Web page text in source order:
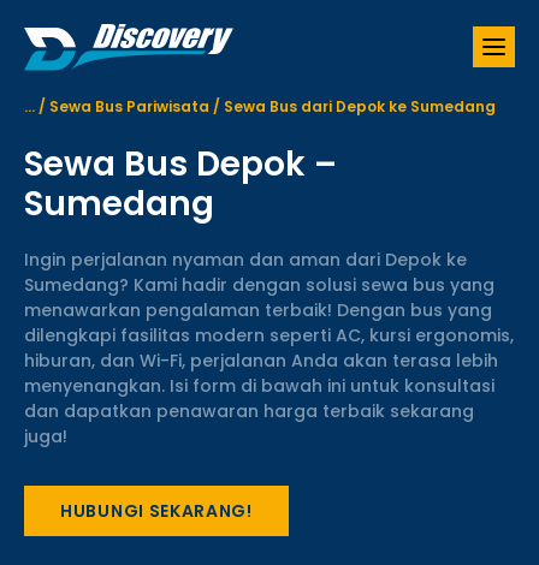
... / Sewa Bus Pariwisata / Sewa Bus dari Depok ke Sumedang
Sewa Bus Depok –
Sumedang
Ingin perjalanan nyaman dan aman dari Depok ke
Sumedang? Kami hadir dengan solusi sewa bus yang
menawarkan pengalaman terbaik! Dengan bus yang
dilengkapi fasilitas modern seperti AC, kursi ergonomis,
hiburan, dan Wi-Fi, perjalanan Anda akan terasa lebih
menyenangkan. Isi form di bawah ini untuk konsultasi
dan dapatkan penawaran harga terbaik sekarang
juga!
HUBUNGI SEKARANG!